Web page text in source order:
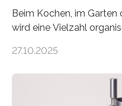
Beim Kochen, im
wird eine Vielzahl
Potenzial nur dann
Veränderung der
27.10.2025